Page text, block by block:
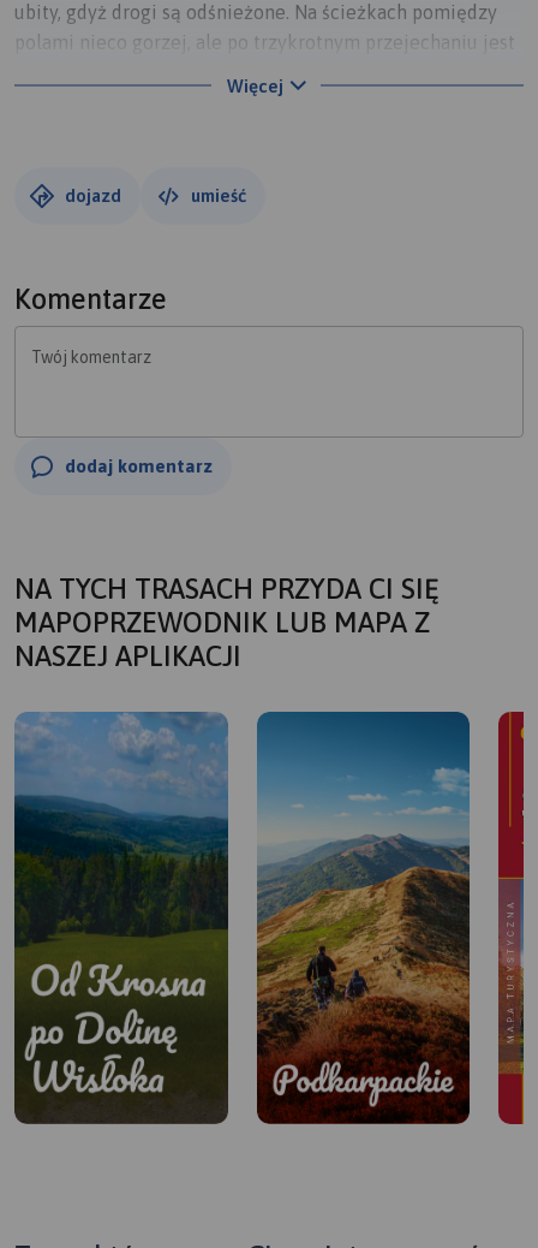
ubity, gdyż drogi są odśnieżone. Na ścieżkach pomiędzy
polami nieco gorzej, ale po trzykrotnym przejechaniu jest
Źródełkach, kilka górek i zjazdów po drodze, najlepiej
podjazdów.
Więcej
dojazd umieść
Komentarze
Twój komentarz
dodaj komentarz
NA TYCH TRASACH PRZYDA CI SIĘ
MAPOPRZEWODNIK LUB MAPA Z
NASZEJ APLIKACJI